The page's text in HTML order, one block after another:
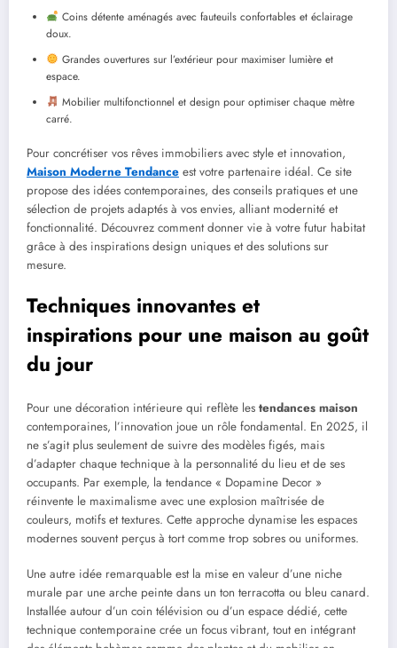
Coins détente aménagés avec fauteuils confortables et éclairage
doux.
Grandes ouvertures sur l’extérieur pour maximiser lumière et
espace.
Mobilier multifonctionnel et design pour optimiser chaque mètre
carré.
Pour concrétiser vos rêves immobiliers avec style et innovation,
Maison Moderne Tendance est votre partenaire idéal. Ce site
propose des idées contemporaines, des conseils pratiques et une
sélection de projets adaptés à vos envies, alliant modernité et
fonctionnalité. Découvrez comment donner vie à votre futur habitat
grâce à des inspirations design uniques et des solutions sur
mesure.
Techniques innovantes et
inspirations pour une maison au goût
du jour
Pour une décoration intérieure qui reflète les tendances maison
contemporaines, l’innovation joue un rôle fondamental. En 2025, il
ne s’agit plus seulement de suivre des modèles figés, mais
d’adapter chaque technique à la personnalité du lieu et de ses
occupants. Par exemple, la tendance « Dopamine Decor »
réinvente le maximalisme avec une explosion maîtrisée de
couleurs, motifs et textures. Cette approche dynamise les espaces
modernes souvent perçus à tort comme trop sobres ou uniformes.
Une autre idée remarquable est la mise en valeur d’une niche
murale par une arche peinte dans un ton terracotta ou bleu canard.
Installée autour d’un coin télévision ou d’un espace dédié, cette
technique contemporaine crée un focus vibrant, tout en intégrant